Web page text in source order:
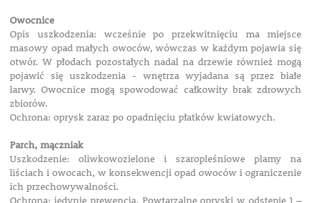
Owocnice
Opis uszkodzenia: wcześnie po przekwitnięciu ma miejsce
masowy opad małych owoców, wówczas w każdym pojawia się
otwór. W płodach pozostałych nadal na drzewie również mogą
pojawić się uszkodzenia - wnętrza wyjadana są przez białe
larwy. Owocnice mogą spowodować całkowity brak zdrowych
zbiorów.
Ochrona: oprysk zaraz po opadnięciu płatków kwiatowych.
Parch, mączniak
Uszkodzenie: oliwkowozielone i szaropleśniowe plamy na
liściach i owocach, w konsekwencji opad owoców i ograniczenie
ich przechowywalności.